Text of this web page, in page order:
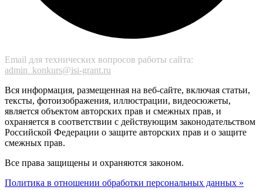
Email для технических вопросов работы сайта:
admin_konkurs@isi-grant.ru
Вся информация, размещенная на веб-сайте, включая статьи,
тексты, фотоизображения, иллюстрации, видеосюжеты,
является объектом авторских прав и смежных прав, и
охраняется в соответствии с действующим законодательством
Российской Федерации о защите авторских прав и о защите
смежных прав.
Все права защищены и охраняются законом.
Политика в отношении обработки персональных данных »